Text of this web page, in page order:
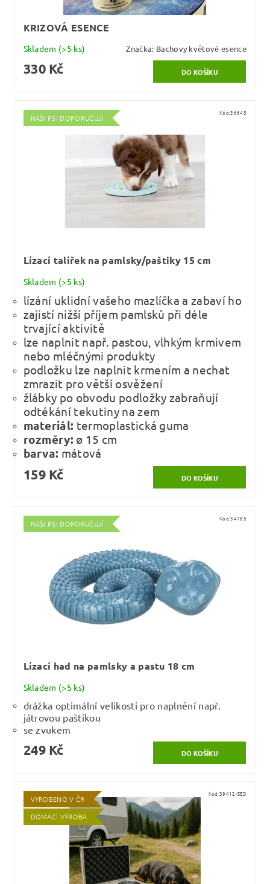
KRIZOVÁ ESENCE
Skladem (>5 ks) Značka: Bachovy květové esence
330 Kč
NAŠI PSI DOPORUČUJÍ
Kód:36645
Lízací talířek na pamlsky/paštiky 15 cm
Skladem (>5 ks)
lízání uklidní vašeho mazlíčka a zabaví ho
zajistí nižší příjem pamlsků při déle
trvající aktivitě
lze naplnit např. pastou, vlhkým krmivem
nebo mléčnými produkty
podložku lze naplnit krmením a nechat
zmrazit pro větší osvěžení
žlábky po obvodu podložky zabraňují
odtékání tekutiny na zem
materiál: termoplastická guma
rozměry: ø 15 cm
barva: mátová
159 Kč
NAŠI PSI DOPORUČUJÍ
Kód:34185
Lízací had na pamlsky a pastu 18 cm
Skladem (>5 ks)
drážka optimální velikosti pro naplnění např.
játrovou paštikou
se zvukem
249 Kč
VYROBENO V ČR
DOMÁCÍ VÝROBA
Kód:39412/SED